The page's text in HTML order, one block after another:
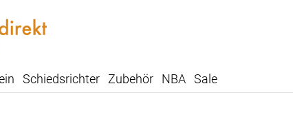
Schiedsrichter Zubehör NBA Sale